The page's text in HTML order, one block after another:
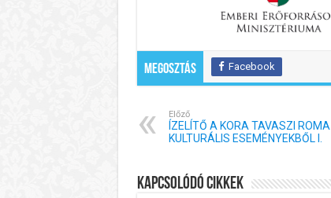
Megosztás Facebook
Előző
ÍZELÍTŐ A KORA TAVASZI ROMA
KULTURÁLIS ESEMÉNYEKBŐL I.
Kapcsolódó cikkek